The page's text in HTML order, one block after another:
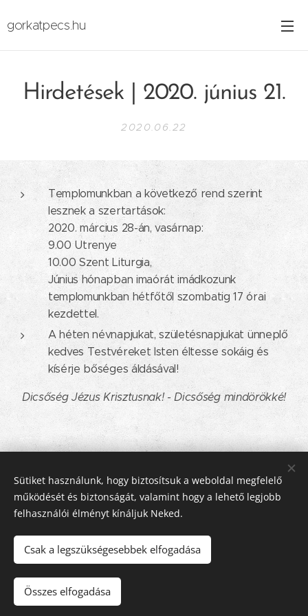
gorkatpecs.hu
Hirdetések | 2020. június 21.
2020.06.22
Templomunkban a következő rend szerint
lesznek a szertartások:
2020. március 28-án, vasárnap:
9.00 Utrenye
10.00 Szent Liturgia,
Június hónapban imaórát imádkozunk
templomunkban hétfőtől szombatig 17 órai
kezdettel.
A héten névnapjukat, születésnapjukat ünneplő
kedves Testvéreket Isten éltesse sokáig és
kísérje bőséges áldásával!
Dicsőség Jézus Krisztusnak! - Dicsőség mindörökké!
Share
© 2016-2026 Pécsi Görögkatolikus Parókia | 7624 Pécs, Alajos u.
Az oldalt a
Sütiket használunk, hogy biztosítsuk a weboldal megfelelő
működését és biztonságát, valamint hogy a lehető legjobb
felhasználói élményt kínáljuk Neked.
Csak a legszükségesebbek elfogadása
Összes elfogadása